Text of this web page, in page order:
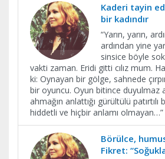
Kaderi tayin
bir kadındır
“Yarın, yarın,
ardından yine
sinsice böyle
vakti zaman. Eridi gitti cılız mum.
ki: Oynayan bir gölge, sahnede
bir oyuncu. Oyun bitince duyulmaz
ahmağın anlattığı gürültülü patırtılı
hiddetli ve hiçbir anlamı
Börülce,
Fikret: